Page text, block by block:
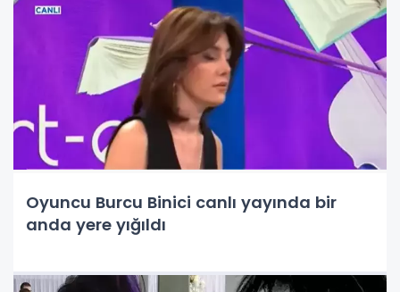
Oyuncu Burcu Binici canlı yayında bir
anda yere yığıldı